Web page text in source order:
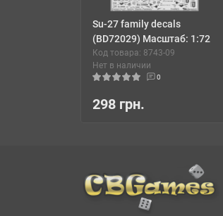
Su-27 family decals
(BD72029) Масштаб: 1:72
Код товара: 8743-09
Нет в наличии
0
298 грн.